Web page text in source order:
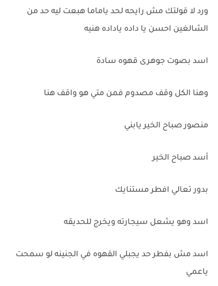
ورد لا قولتك مش رايحه لحد ياماما هبعت ليه حد من
الشالغين احسن يا داده ياداده هنيه
اسد بصوت جوهرى قهوه سادة
وهنا الكل وقف مصدوم فمن متي هو واقف هنا
منصور صباح الخير يابني
أسد صباح الخير
بدور تعالي افطر مستنايك
اسد وهو يشعل سيجارته ويخرج للحديقه
اسد مش بفطر حد يجبلي القهوه في الجنينه لو سمحت
ياعمي